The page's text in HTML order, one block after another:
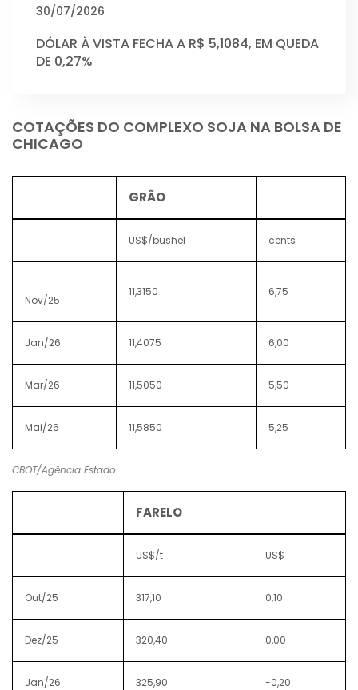
30/07/2026
DÓLAR À VISTA FECHA A R$ 5,1084, EM QUEDA
DE 0,27%
COTAÇÕES DO COMPLEXO SOJA NA BOLSA DE
CHICAGO
CBOT/Agência Estado
GRÃO
US$/bushel cents
Nov/25
11,3150 6,75
Jan/26 11,4075 6,00
Mar/26 11,5050 5,50
Mai/26 11,5850 5,25
FARELO
US$/t US$
Out/25 317,10 0,10
Dez/25 320,40 0,00
Jan/26 325,90 -0,20